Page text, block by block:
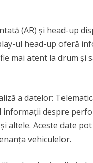
(AR) și head-up
ul head-up oferă
mai atent la drum și
a datelor:
informații despre
altele. Aceste date
vehiculelor.